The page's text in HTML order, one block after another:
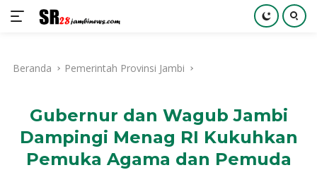
kontenBeranda Pemerintah Provinsi Jambi
Gubernur dan Wagub Jambi
Dampingi Menag RI Kukuhkan
Pemuka Agama dan Pemuda